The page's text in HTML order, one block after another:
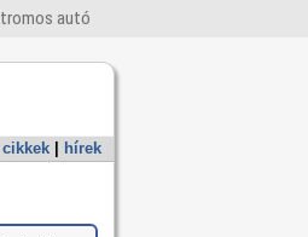
autó
cikkek hírek